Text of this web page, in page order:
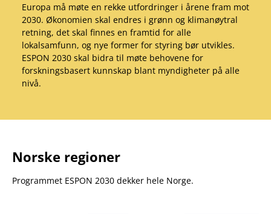
Europa må møte en rekke utfordringer i årene fram mot
2030. Økonomien skal endres i grønn og klimanøytral
retning, det skal finnes en framtid for alle
lokalsamfunn, og nye former for styring bør utvikles.
ESPON 2030 skal bidra til møte behovene for
forskningsbasert kunnskap blant myndigheter på alle
nivå.
Norske regioner
Programmet ESPON 2030 dekker hele Norge.